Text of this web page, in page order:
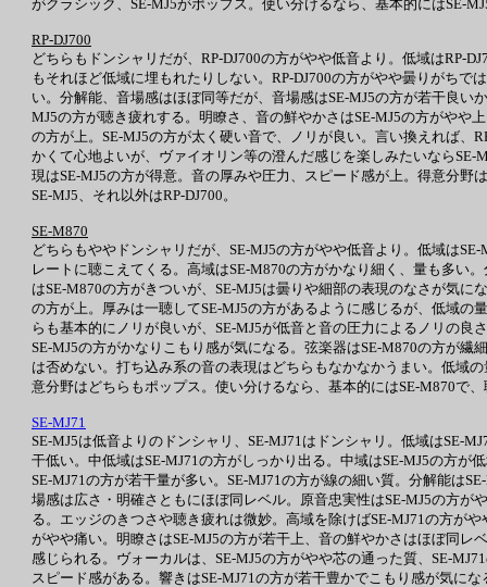
がクラシック、SE-MJ5がポップス。使い分けるなら、基本的にはSE-
RP-DJ700
どちらもドンシャリだが、RP-DJ700の方がやや低音より。低域はRP-
もそれほど低域に埋もれたりしない。RP-DJ700の方がやや曇りがち
い。分解能、音場感はほぼ同等だが、音場感はSE-MJ5の方が若干良い
MJ5の方が聴き疲れする。明瞭さ、音の鮮やかさはSE-MJ5の方がやや
の方が上。SE-MJ5の方が太く硬い音で、ノリが良い。言い換えれば、
かくて心地よいが、ヴァイオリン等の澄んだ感じを楽しみたいなら
現はSE-MJ5の方が得意。音の厚みや圧力、スピード感が上。得意分野
SE-MJ5、それ以外はRP-DJ700。
SE-M870
どちらもややドンシャリだが、SE-MJ5の方がやや低音より。低域は
レートに聴こえてくる。高域はSE-M870の方がかなり細く、量も多い
はSE-M870の方がきついが、SE-MJ5は曇りや細部の表現のなさが気
の方が上。厚みは一聴してSE-MJ5の方があるように感じるが、低域
らも基本的にノリが良いが、SE-MJ5が低音と音の圧力によるノリの
SE-MJ5の方がかなりこもり感が気になる。弦楽器はSE-M870の方が
は否めない。打ち込み系の音の表現はどちらもなかなかうまい。低域
意分野はどちらもポップス。使い分けるなら、基本的にはSE-M870で
SE-MJ71
SE-MJ5は低音よりのドンシャリ、SE-MJ71はドンシャリ。低域はSE-
干低い。中低域はSE-MJ71の方がしっかり出る。中域はSE-MJ5の方
SE-MJ71の方が若干量が多い。SE-MJ71の方が線の細い質。分解能は
場感は広さ・明確さともにほぼ同レベル。原音忠実性はSE-MJ5の方
る。エッジのきつさや聴き疲れは微妙。高域を除けばSE-MJ71の方が
がやや痛い。明瞭さはSE-MJ5の方が若干上、音の鮮やかさはほぼ同レ
感じられる。ヴォーカルは、SE-MJ5の方がやや芯の通った質、SE-
スピード感がある。響きはSE-MJ71の方が若干豊かでこもり感が気に